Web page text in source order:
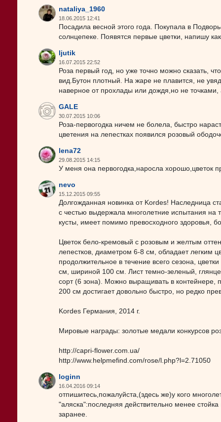
nataliya_1960
18.06.2015 12:41
Посадила весной этого года. Покупала в
солнцепеке. Появятся первые цветки, напишу
ljutik
16.07.2015 22:52
Роза первый год, но уже точно можно сказать,
вид.Бутон плотный. На жаре не плавится, не
наверное от прохлады или дождя,но не точками,
GALE
30.07.2015 10:06
Роза-первогодка ничем не болела, быстро
цветения на лепестках появился розовый
lena72
29.08.2015 14:15
У меня она первогодка,наросла хорошо,цветок
nevo
15.12.2015 09:55
Долгожданная новинка от Kordes! Наследница
с честью выдержала многолетние испытания на
кусты, имеет помимо превосходного здоровья,
Цветок бело-кремовый с розовым и желтым
лепестков, диаметром 6-8 см, обладает легким
продолжительное в течение всего сезона,
см, шириной 100 см. Лист темно-зеленый,
сорт (6 зона). Можно выращивать в контейнере,
200 см достигает довольно быстро, но редко
Kordes Германия, 2014 г.
Мировые награды: золотые медали конкурсов
http://capri-flower.com.ua/
http://www.helpmefind.com/rose/l.php?l=2.71050
loginn
16.04.2016 09:14
отпишитесь,пожалуйста,(здесь же)у кого
"аляска":последняя действительно менее
заранее.